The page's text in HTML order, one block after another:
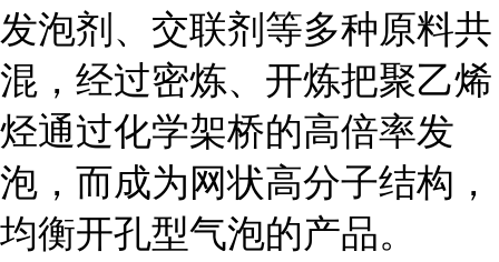
发泡剂、交联剂等多种原料共
混，经过密炼、开炼把聚乙烯
烃通过化学架桥的高倍率发
泡，而成为网状高分子结构，
均衡开孔型气泡的产品。